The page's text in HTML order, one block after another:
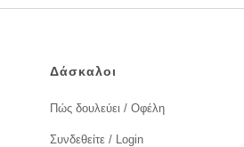
Δάσκαλοι
Πώς δουλεύει / Οφέλη
Συνδεθείτε / Login